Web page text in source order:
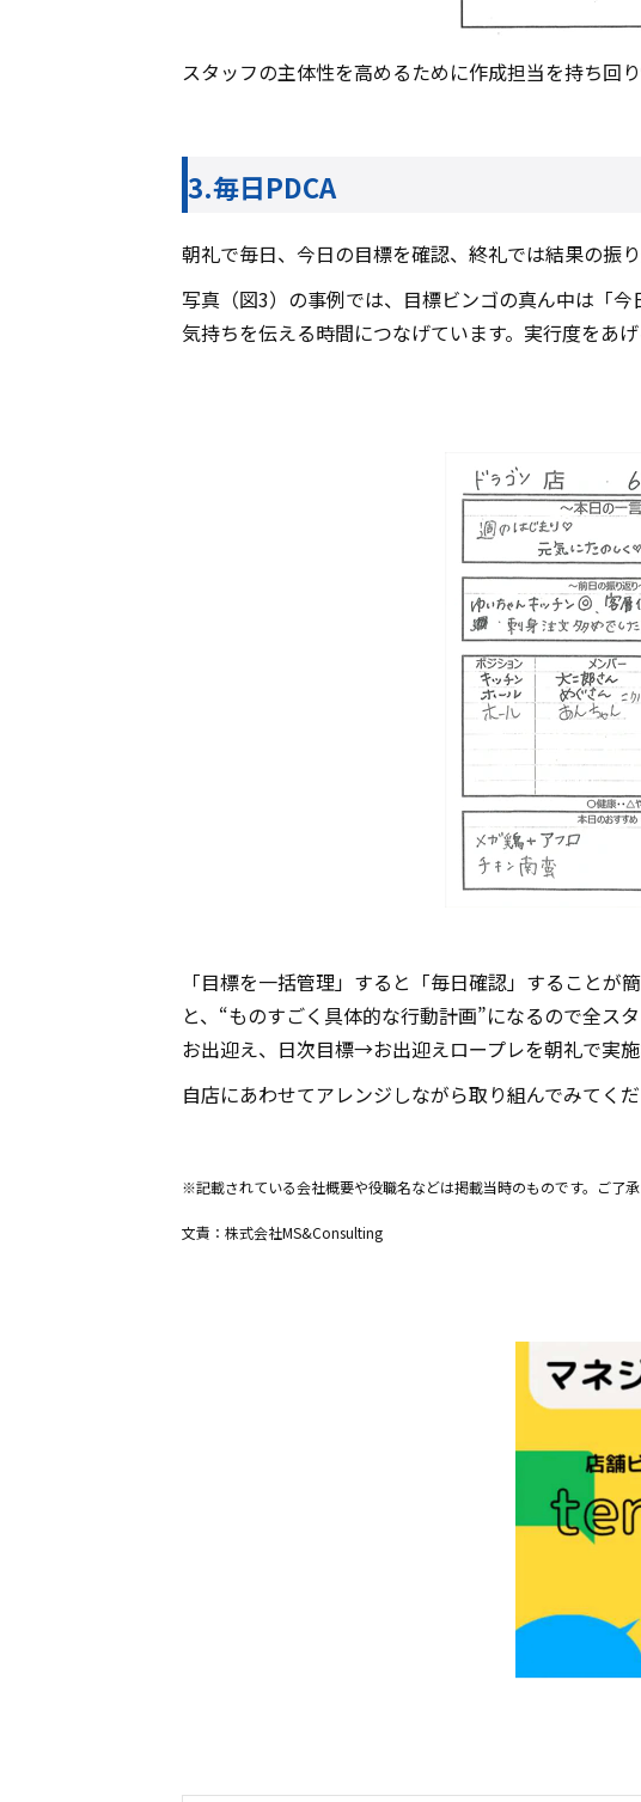
スタッフの主体性を高めるために作成担当を持ち回
3.毎日PDCA
朝礼で毎日、今日の目標を確認、終礼では結果の振り
写真（図3）の事例では、目標ビンゴの真ん中は「
気持ちを伝える時間につなげています。実行度をあ
「目標を一括管理」すると「毎日確認」すること
と、“ものすごく具体的な行動計画”になるので全
お出迎え、日次目標→お出迎えロープレを朝礼で実施
自店にあわせてアレンジしながら取り組んでみてくだ
※記載されている会社概要や役職名などは掲載当時のものです。ご了承
文責：株式会社MS&Consulting